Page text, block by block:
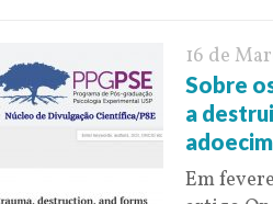
16 de
Sobre
a
Em